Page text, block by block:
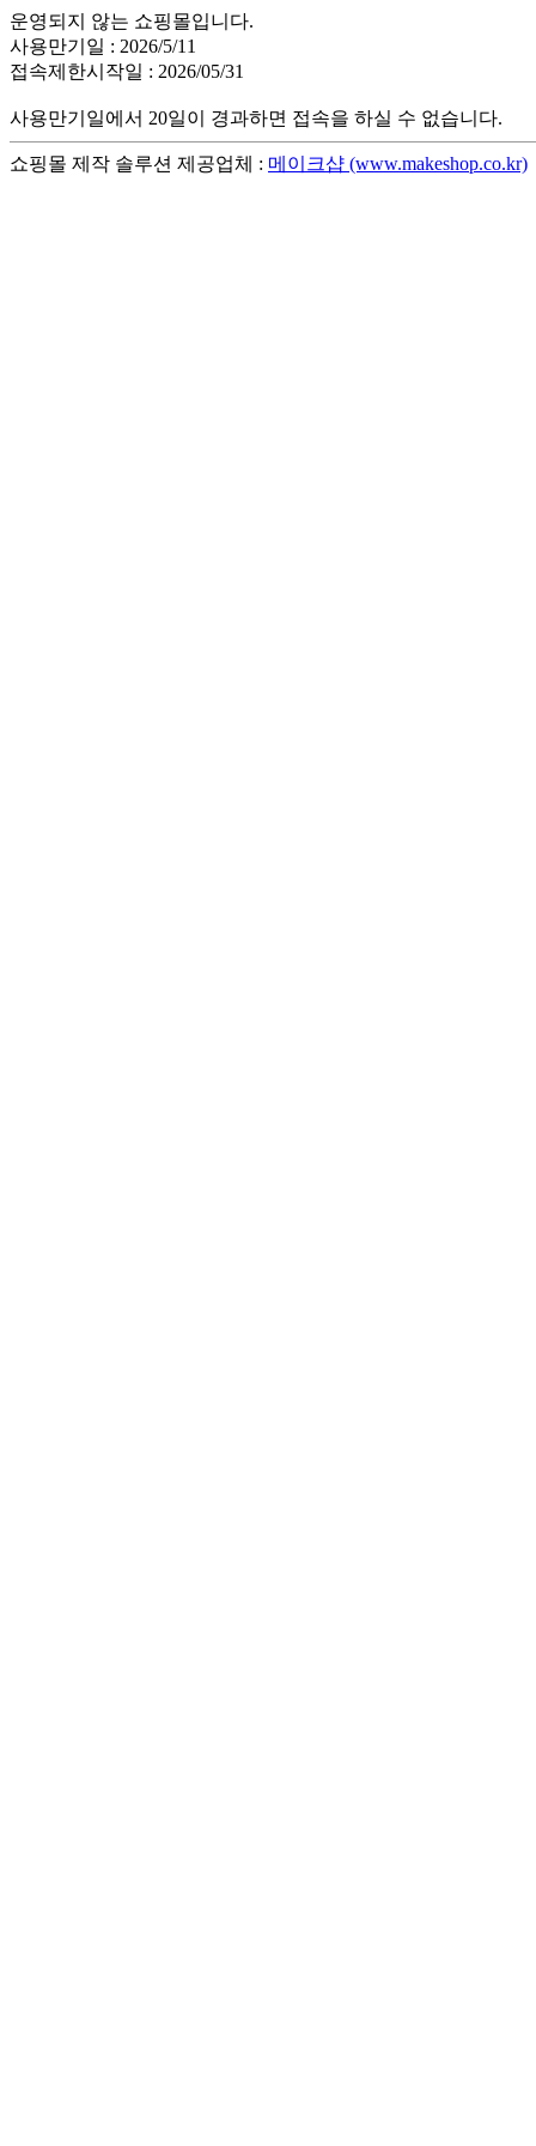
운영되지 않는 쇼핑몰입니다.
사용만기일 : 2026/5/11
접속제한시작일 : 2026/05/31
사용만기일에서 20일이 경과하면 접속을 하실 수 없습니다.
쇼핑몰 제작 솔루션 제공업체 : 메이크샵 (www.makeshop.co.kr)